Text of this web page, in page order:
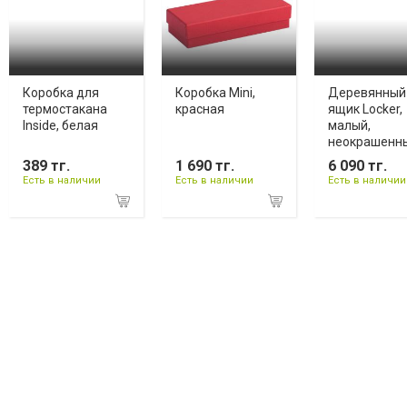
Коробка для
термостакана
Inside, белая
389 тг.
Есть в наличии
Коробка Mini,
красная
1 690 тг.
Есть в наличии
Деревянный
ящик Locker,
малый,
6 090 тг.
Есть в наличии